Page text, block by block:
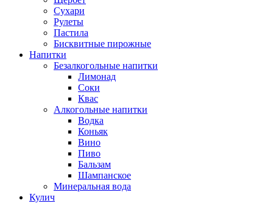
Сухари
Рулеты
Пастила
Бисквитные пирожные
Напитки
Безалкогольные напитки
Лимонад
Соки
Квас
Алкогольные напитки
Водка
Коньяк
Вино
Пиво
Бальзам
Шампанское
Минеральная вода
Кулич